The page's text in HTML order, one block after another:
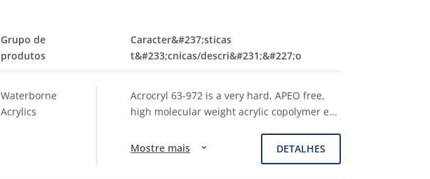
Grupo de
produtos
Caracter&#237;sticas
t&#233;cnicas/descri&#231;&#227;o
Waterborne
Acrylics
Acrocryl 63-972 is a very hard, APEO free,
high molecular weight acrylic copolymer e...
Mostre mais DETALHES